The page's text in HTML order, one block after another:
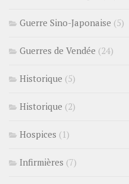
Guerre Sino-Japonaise (5)
Guerres de Vendée (24)
Historique (5)
Historique (2)
Hospices (1)
Infirmières (7)